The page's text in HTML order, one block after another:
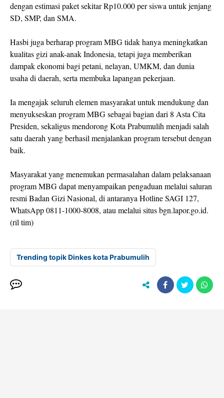
dengan estimasi paket sekitar Rp10.000 per siswa untuk jenjang
SD, SMP, dan SMA.
Hasbi juga berharap program MBG tidak hanya meningkatkan
kualitas gizi anak-anak Indonesia, tetapi juga memberikan
dampak ekonomi bagi petani, nelayan, UMKM, dan dunia
usaha di daerah, serta membuka lapangan pekerjaan.
Ia mengajak seluruh elemen masyarakat untuk mendukung dan
menyukseskan program MBG sebagai bagian dari 8 Asta Cita
Presiden, sekaligus mendorong Kota Prabumulih menjadi salah
satu daerah yang berhasil menjalankan program tersebut dengan
baik.
Masyarakat yang menemukan permasalahan dalam pelaksanaan
program MBG dapat menyampaikan pengaduan melalui saluran
resmi Badan Gizi Nasional, di antaranya Hotline SAGI 127,
WhatsApp 0811-1000-8008, atau melalui situs bgn.lapor.go.id.
(ril tim)
Trending topik Dinkes kota Prabumulih